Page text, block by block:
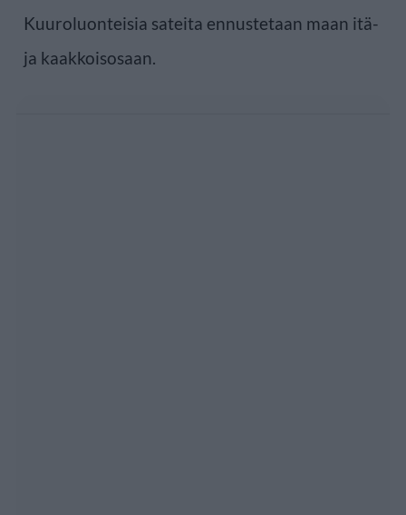
Kuuroluonteisia sateita ennustetaan maan itä-
ja kaakkoisosaan.